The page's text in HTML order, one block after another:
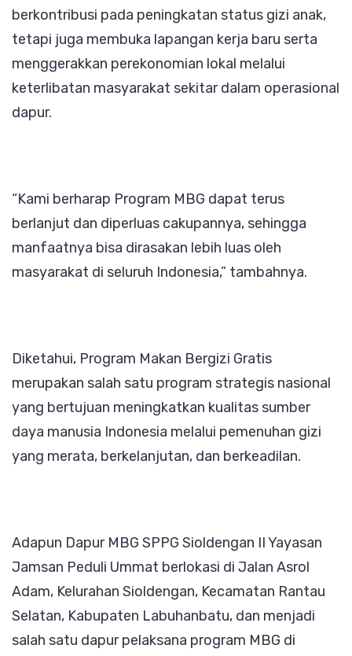
berkontribusi pada peningkatan status gizi anak,
tetapi juga membuka lapangan kerja baru serta
menggerakkan perekonomian lokal melalui
keterlibatan masyarakat sekitar dalam operasional
dapur.
“Kami berharap Program MBG dapat terus
berlanjut dan diperluas cakupannya, sehingga
manfaatnya bisa dirasakan lebih luas oleh
masyarakat di seluruh Indonesia,” tambahnya.
Diketahui, Program Makan Bergizi Gratis
merupakan salah satu program strategis nasional
yang bertujuan meningkatkan kualitas sumber
daya manusia Indonesia melalui pemenuhan gizi
yang merata, berkelanjutan, dan berkeadilan.
Adapun Dapur MBG SPPG Sioldengan II Yayasan
Jamsan Peduli Ummat berlokasi di Jalan Asrol
Adam, Kelurahan Sioldengan, Kecamatan Rantau
Selatan, Kabupaten Labuhanbatu, dan menjadi
salah satu dapur pelaksana program MBG di